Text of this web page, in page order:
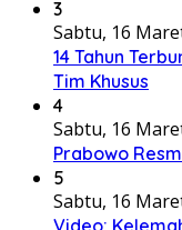
3
Sabtu, 16
14 Tahun
Tim Khusus
4
Sabtu, 16
Prabowo
5
Sabtu, 16
Video: